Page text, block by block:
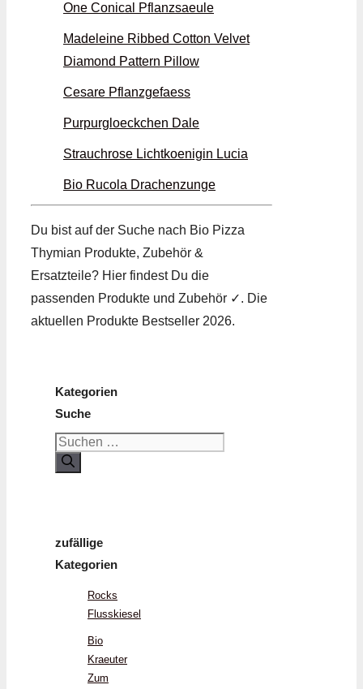
One Conical Pflanzsaeule
Madeleine Ribbed Cotton Velvet
Diamond Pattern Pillow
Cesare Pflanzgefaess
Purpurgloeckchen Dale
Strauchrose Lichtkoenigin Lucia
Bio Rucola Drachenzunge
Du bist auf der Suche nach Bio Pizza
Thymian Produkte, Zubehör &
Ersatzteile? Hier findest Du die
passenden Produkte und Zubehör ✓. Die
aktuellen Produkte Bestseller 2026.
Kategorien
Suche
Suchen
nach:
zufällige
Kategorien
Rocks
Flusskiesel
Bio
Kraeuter
Zum